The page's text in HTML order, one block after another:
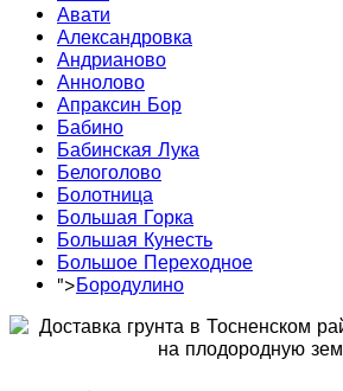
Авати
Александровка
Андрианово
Аннолово
Апраксин Бор
Бабино
Бабинская Лука
Белоголово
Болотница
Большая Горка
Большая Кунесть
Большое Переходное
">Бородулино